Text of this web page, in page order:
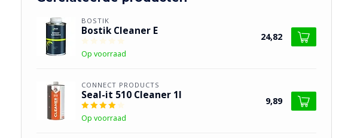
BOSTIK
Bostik Cleaner E
Op voorraad
24,82
CONNECT PRODUCTS
Seal-it 510 Cleaner 1l
Op voorraad
9,89